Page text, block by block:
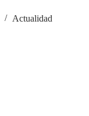
Actualidad